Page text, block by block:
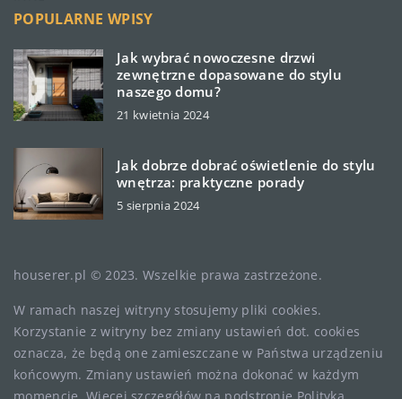
POPULARNE WPISY
Jak wybrać nowoczesne drzwi
zewnętrzne dopasowane do stylu
naszego domu?
21 kwietnia 2024
Jak dobrze dobrać oświetlenie do stylu
wnętrza: praktyczne porady
5 sierpnia 2024
houserer.pl © 2023. Wszelkie prawa zastrzeżone.
W ramach naszej witryny stosujemy pliki cookies.
Korzystanie z witryny bez zmiany ustawień dot. cookies
oznacza, że będą one zamieszczane w Państwa urządzeniu
końcowym. Zmiany ustawień można dokonać w każdym